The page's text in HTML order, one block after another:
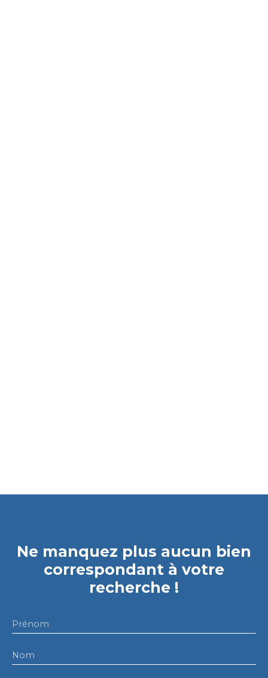
Ne manquez plus aucun bien
correspondant à votre
recherche !
Prénom
Nom